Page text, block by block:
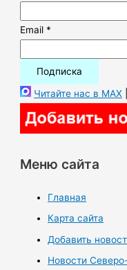
Email *
Читайте нас в MAX
Меню сайта
Главная
Карта сайта
Добавить
Новости